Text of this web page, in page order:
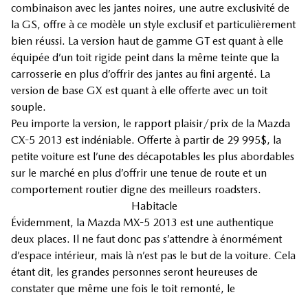
combinaison avec les jantes noires, une autre exclusivité de
la GS, offre à ce modèle un style exclusif et particulièrement
bien réussi. La version haut de gamme GT est quant à elle
équipée d’un toit rigide peint dans la même teinte que la
carrosserie en plus d’offrir des jantes au fini argenté. La
version de base GX est quant à elle offerte avec un toit
souple.
Peu importe la version, le rapport plaisir/prix de la Mazda
CX-5 2013 est indéniable. Offerte à partir de 29 995$, la
petite voiture est l’une des décapotables les plus abordables
sur le marché en plus d’offrir une tenue de route et un
comportement routier digne des meilleurs roadsters.
Habitacle
Évidemment, la Mazda MX-5 2013 est une authentique
deux places. Il ne faut donc pas s’attendre à énormément
d’espace intérieur, mais là n’est pas le but de la voiture. Cela
étant dit, les grandes personnes seront heureuses de
constater que même une fois le toit remonté, le